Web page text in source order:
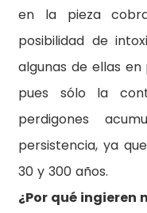
en la pieza
posibilidad de
algunas de ellas
pues sólo la
perdigones
persistencia, ya
30 y 300 años.
¿Por qué ingieren